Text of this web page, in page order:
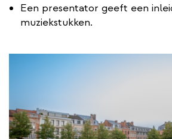
Een presentator geeft een
muziekstukken.